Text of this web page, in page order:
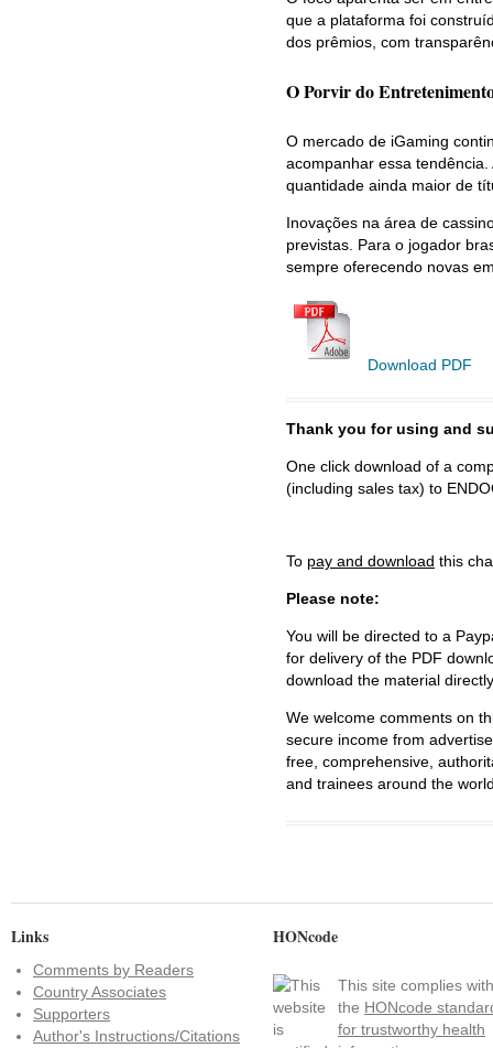
que a plataforma foi
dos prêmios, com
O Porvir do
O mercado de iGaming
acompanhar essa
quantidade ainda maior de
Inovações na área de
previstas. Para o jogador
sempre oferecendo novas
Download PDF
Thank you for using and
One click download of a
(including sales tax) to
To pay and download this
Please note:
You will be directed to a
for delivery of the PDF
download the material
We welcome comments on
secure income from
free, comprehensive,
and trainees around the
Links
Comments by Readers
Country Associates
Supporters
Author's Instructions/Citations
HONcode
This site complies with
the HONcode
for trustworthy health